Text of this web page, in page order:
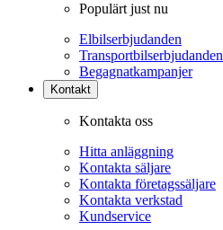
Populärt just nu
Elbilserbjudanden
Transportbilserbjudanden
Begagnatkampanjer
Kontakt
Kontakta oss
Hitta anläggning
Kontakta säljare
Kontakta företagssäljare
Kontakta verkstad
Kundservice